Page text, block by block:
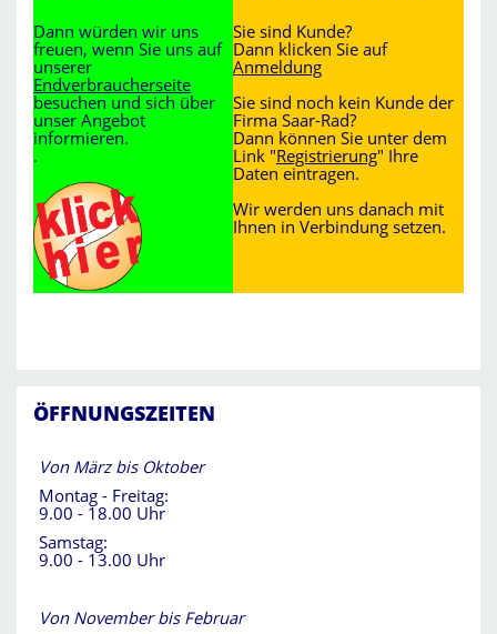
Dann würden wir uns
freuen, wenn Sie uns auf
unserer
Endverbraucherseite
besuchen und sich über
unser Angebot
informieren.
.
Sie sind Kunde?
Dann klicken Sie auf
Anmeldung
Sie sind noch kein Kunde der
Firma Saar-Rad?
Dann können Sie unter dem
Link "Registrierung" Ihre
Daten eintragen.
Wir werden uns danach mit
Ihnen in Verbindung setzen.
ÖFFNUNGSZEITEN
Von März bis Oktober
Montag - Freitag:
9.00 - 18.00 Uhr
Samstag:
9.00 - 13.00 Uhr
Von November bis Februar